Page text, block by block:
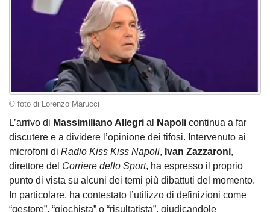
© foto di Lorenzo Marucci
L’arrivo di Massimiliano Allegri al Napoli continua a far
discutere e a dividere l’opinione dei tifosi. Intervenuto ai
microfoni di Radio Kiss Kiss Napoli, Ivan Zazzaroni,
direttore del Corriere dello Sport, ha espresso il proprio
punto di vista su alcuni dei temi più dibattuti del momento.
In particolare, ha contestato l’utilizzo di definizioni come
“gestore”, “giochista” o “risultatista”, giudicandole